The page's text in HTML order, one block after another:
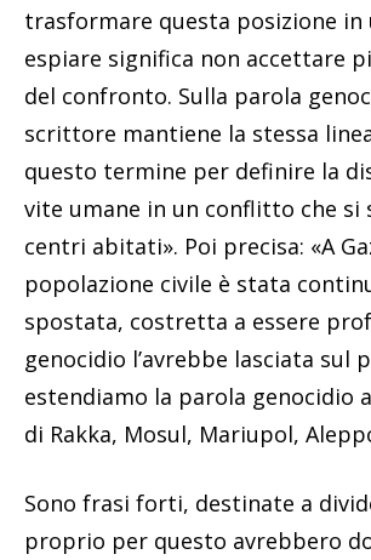
trasformare questa posizione in
espiare significa non accettare
del confronto. Sulla parola
scrittore mantiene la stessa
questo termine per definire la
vite umane in un conflitto che si
centri abitati». Poi precisa: «A
popolazione civile è stata
spostata, costretta a essere
genocidio l’avrebbe lasciata sul
estendiamo la parola genocidio
di Rakka, Mosul, Mariupol,
Sono frasi forti, destinate a
proprio per questo avrebbero